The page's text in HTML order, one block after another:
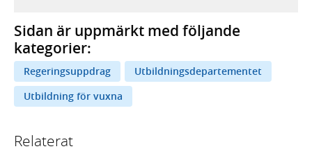
Sidan är uppmärkt med följande
kategorier:
Regeringsuppdrag
Utbildningsdepartementet
Utbildning för vuxna
Relaterat